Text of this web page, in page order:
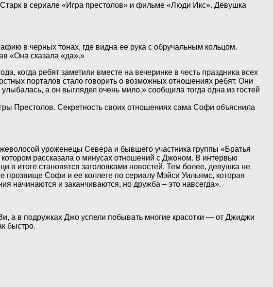
в сериале «Игра престолов» и фильме «Люди Икс». Девушка
в черных тонах, где видна ее рука с обручальным кольцом.
«Она сказала «да».»
когда ребят заметили вместе на вечеринке в честь праздника всех
порталов стало говорить о возможных отношениях ребят. Они
а он выглядел очень мило,» сообщила тогда одна из гостей
Престолов. Секретность своих отношениях сама Софи объяснила
уроженецы Севера и бывшего участника группы «Братья
рассказала о минусах отношений с Джоном. В интервью
итоге становятся заголовками новостей. Тем более, девушка не
Софи и ее коллеге по сериалу Мэйси Уильямс, которая
начинаются и заканчиваются, но дружба – это навсегда».
а в подружках Джо успели побывать многие красотки — от Джиджи
быстро.